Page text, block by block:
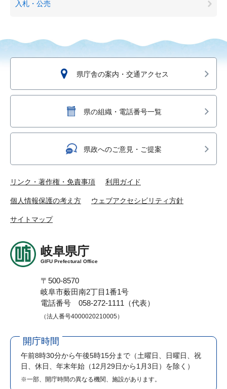
入札・公売
県庁舎の案内・交通アクセス
県の組織・電話番号一覧
県政へのご意見・ご提案
リンク・著作権・免責事項 利用ガイド
個人情報保護の考え方 ウェブアクセシビリティ方針
サイトマップ
岐阜県庁
GIFU Prefectural Office
〒500-8570
岐阜市薮田南2丁目1番1号
電話番号 058-272-1111（代表）
（法人番号4000020210005）
開庁時間
午前8時30分から午後5時15分まで （土曜日、日曜日、祝
日、休日、年末年始（12月29日から1月3日）を除く）
※一部、開庁時間の異なる機関、施設があります。